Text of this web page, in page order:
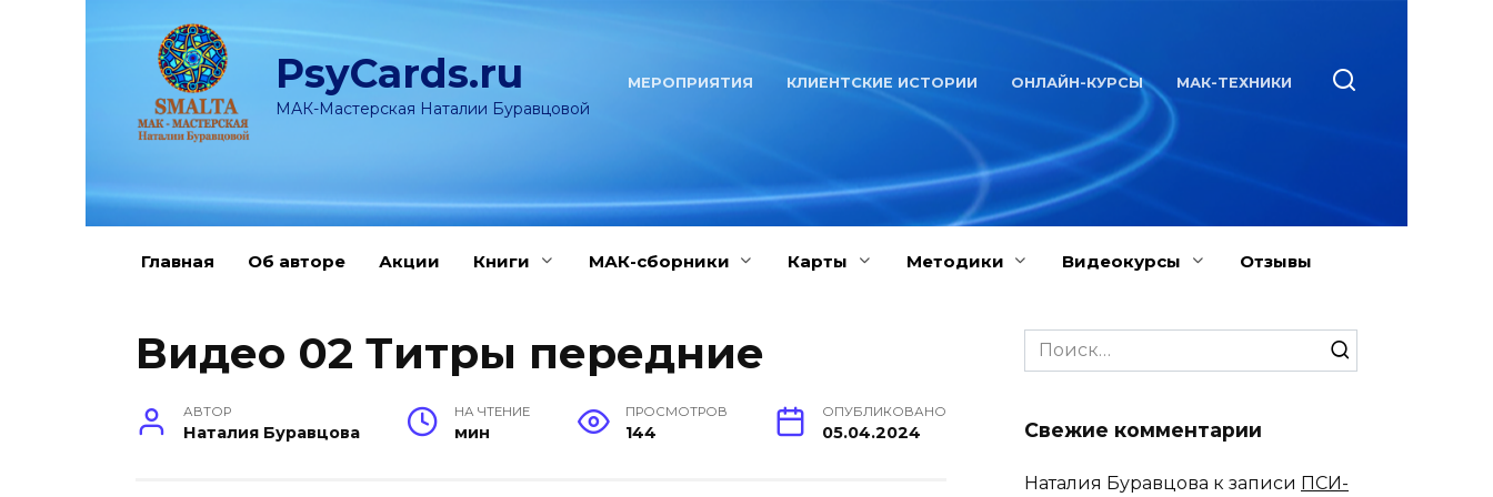
PsyCards.ru
МАК-Мастерская Наталии Буравцовой
МЕРОПРИЯТИЯ КЛИЕНТСКИЕ ИСТОРИИ ОНЛАЙН-КУРСЫ МАК-ТЕХНИКИ
Главная Об авторе Акции Книги МАК-сборники Карты Методики Видеокурсы Отзывы
Видео 02 Титры передние
АВТОР
Наталия Буравцова
НА ЧТЕНИЕ
мин
ПРОСМОТРОВ
144
ОПУБЛИКОВАНО
05.04.2024
Search
for:
Свежие комментарии
Наталия Буравцова к записи ПСИ-